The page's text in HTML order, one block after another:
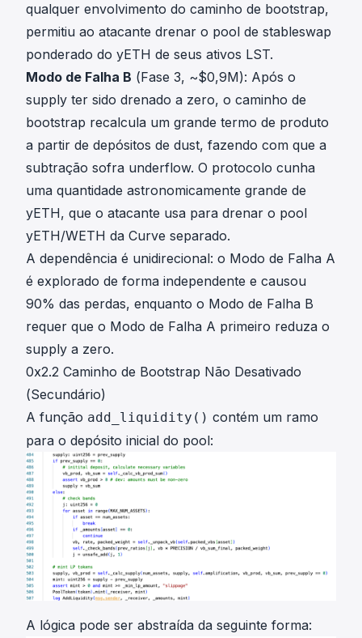
qualquer envolvimento do caminho de bootstrap,
permitiu ao atacante drenar o pool de stableswap
ponderado do yETH de seus ativos LST.
Modo de Falha B (Fase 3, ~$0,9M): Após o
supply ter sido drenado a zero, o caminho de
bootstrap recalcula um grande termo de produto
a partir de depósitos de dust, fazendo com que a
subtração sofra underflow. O protocolo cunha
uma quantidade astronomicamente grande de
yETH, que o atacante usa para drenar o pool
yETH/WETH da Curve separado.
A dependência é unidirecional: o Modo de Falha A
é explorado de forma independente e causou
90% das perdas, enquanto o Modo de Falha B
requer que o Modo de Falha A primeiro reduza o
supply a zero.
0x2.2 Caminho de Bootstrap Não Desativado
(Secundário)
A função add_liquidity() contém um ramo
para o depósito inicial do pool:
A lógica pode ser abstraída da seguinte forma: